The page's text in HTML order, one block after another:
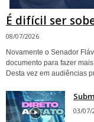
É difícil ser
08/07/2026
Novamente o Senador
documento para fazer
Desta vez em audiências
03/07/